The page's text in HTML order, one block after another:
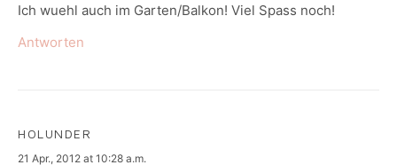
Ich wuehl auch im Garten/Balkon! Viel Spass noch!
Antworten
HOLUNDER
says:
21 Apr., 2012 at 10:28 a.m.